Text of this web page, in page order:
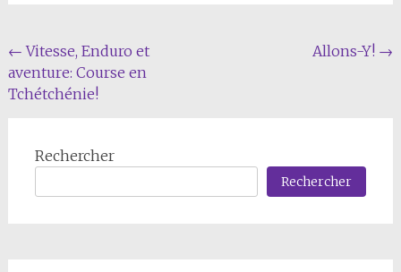
Navigation
de
← Vitesse, Enduro et
aventure: Course en
Tchétchénie!
Allons-Y! →
Rechercher
Rechercher